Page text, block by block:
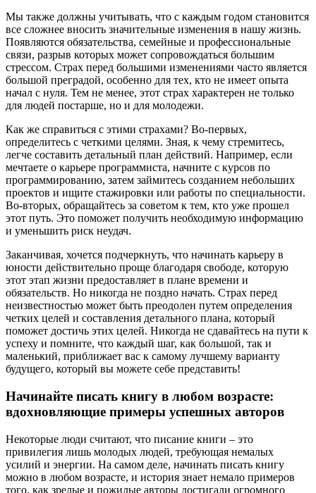
Мы также должны учитывать, что с каждым годом становится
все сложнее вносить значительные изменения в нашу жизнь.
Появляются обязательства, семейные и профессиональные
связи, разрыв которых может сопровождаться большим
стрессом. Страх перед большими изменениями часто является
большой преградой, особенно для тех, кто не имеет опыта
начал с нуля. Тем не менее, этот страх характерен не только
для людей постарше, но и для молодежи.
Как же справиться с этими страхами? Во-первых,
определитесь с четкими целями. Зная, к чему стремитесь,
легче составить детальный план действий. Например, если
мечтаете о карьере программиста, начните с курсов по
программированию, затем займитесь созданием небольших
проектов и ищите стажировки или работы по специальности.
Во-вторых, обращайтесь за советом к тем, кто уже прошел
этот путь. Это поможет получить необходимую информацию
и уменьшить риск неудач.
Заканчивая, хочется подчеркнуть, что начинать карьеру в
юности действительно проще благодаря свободе, которую
этот этап жизни предоставляет в плане времени и
обязательств. Но никогда не поздно начать. Страх перед
неизвестностью может быть преодолен путем определения
четких целей и составления детального плана, который
поможет достичь этих целей. Никогда не сдавайтесь на пути к
успеху и помните, что каждый шаг, как большой, так и
маленький, приближает вас к самому лучшему варианту
будущего, который вы можете себе представить!
Начинайте писать книгу в любом возрасте:
вдохновляющие примеры успешных авторов
Некоторые люди считают, что писание книги – это
привилегия лишь молодых людей, требующая немалых
усилий и энергии. На самом деле, начинать писать книгу
можно в любом возрасте, и история знает немало примеров
того, как зрелые и пожилые авторы достигали огромного